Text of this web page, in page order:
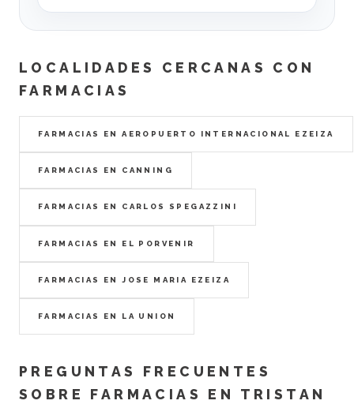
LOCALIDADES CERCANAS CON
FARMACIAS
FARMACIAS EN AEROPUERTO INTERNACIONAL EZEIZA
FARMACIAS EN CANNING
FARMACIAS EN CARLOS SPEGAZZINI
FARMACIAS EN EL PORVENIR
FARMACIAS EN JOSE MARIA EZEIZA
FARMACIAS EN LA UNION
PREGUNTAS FRECUENTES
SOBRE FARMACIAS EN TRISTAN